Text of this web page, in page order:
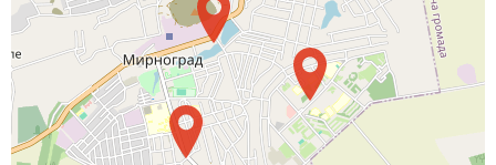
Відгуки
Депозити юр. осіб
Кредити для бізнеса